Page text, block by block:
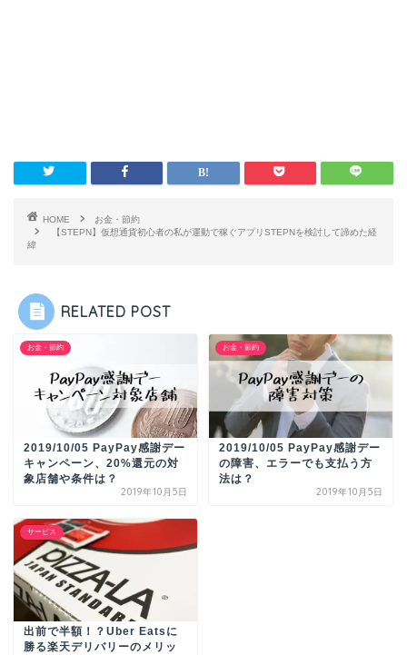
HOME
お金・節約
【STEPN】仮想通貨初心者の私が運動で稼ぐアプリSTEPNを検討して諦めた経
緯
RELATED POST
お金・節約
2019/10/05 PayPay感謝デー
キャンペーン、20%還元の対
象店舗や条件は？
2019年10月5日
お金・節約
2019/10/05 PayPay感謝デー
の障害、エラーでも支払う方
法は？
2019年10月5日
サービス
出前で半額！？Uber Eatsに
勝る楽天デリバリーのメリッ